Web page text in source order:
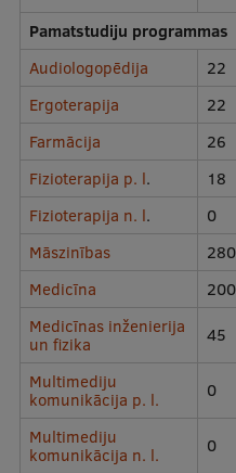
Studentu dzīve
Studiju norises vietas
Stratēģija
Struktūra
Vēsture un tradīcijas
Identitāte
RSU fonds
Muzeji un ekspozīcijas
Pamatstudiju programmas
Audiologopēdija
22
Ergoterapija
22
Farmācija
26
Fizioterapija p. l. 18
Fizioterapija n. l. 0
Māszinības
280
Medicīna
200
Medicīnas inženierija
un fizika
45
Multimediju
komunikācija p. l.
0
Multimediju
komunikācija n. l.
0